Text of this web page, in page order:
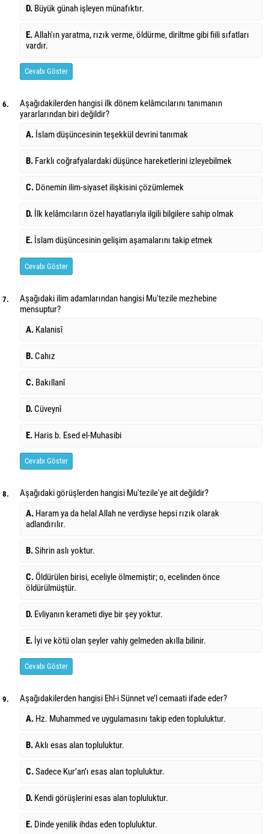
D. Büyük günah işleyen münafıktır.
E.Allah'ın yaratma, rızık verme, öldürme, diriltme gibi fiili sıfatları
vardır.
Cevabı Göster
6.
Aşağıdakilerden hangisi ilk dönem kelâmcılarını tanımanın
yararlarından biri değildir?
A. İslam düşüncesinin teşekkül devrini tanımak
B. Farklı coğrafyalardaki düşünce hareketlerini izleyebilmek
C. Dönemin ilim-siyaset ilişkisini çözümlemek
D. İlk kelâmcıların özel hayatlarıyla ilgili bilgilere sahip olmak
E. İslam düşüncesinin gelişim aşamalarını takip etmek
Cevabı Göster
7.
Aşağıdaki ilim adamlarından hangisi Mu'tezile mezhebine
mensuptur?
A. Kalanisî
B.Cahız
C. Bakıllanî
D.Cüveynî
E. Haris b. Esed el-Muhasibi
Cevabı Göster
8.
Aşağıdaki görüşlerden hangisi Mu'tezile'ye ait değildir?
A. Haram ya da helal Allah ne verdiyse hepsi rızık olarak
adlandırılır.
B.Sihrin aslı yoktur.
C. Öldürülen birisi, eceliyle ölmemiştir; o, ecelinden önce
öldürülmüştür.
D. Evliyanın kerameti diye bir şey yoktur.
E. İyi ve kötü olan şeyler vahiy gelmeden akılla bilinir.
Cevabı Göster
9.
Aşağıdakilerden hangisi Ehl-i Sünnet ve’l cemaati ifade eder?
A. Hz. Muhammed ve uygulamasını takip eden topluluktur.
B.Aklı esas alan topluluktur.
C.Sadece Kur’an’ı esas alan topluluktur.
D. Kendi görüşlerini esas alan topluluktur.
E. Dinde yenilik ihdas eden topluluktur.